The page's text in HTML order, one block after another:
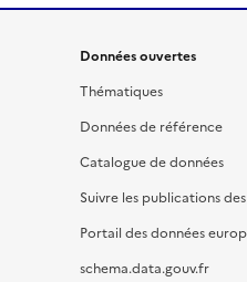
Données ouvertes
Thématiques
Données de référence
Catalogue de données
Suivre les publications
Portail des données
schema.data.gouv.fr